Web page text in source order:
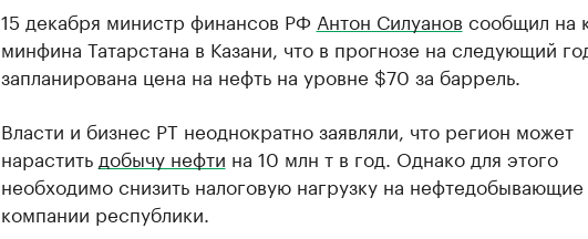
15 декабря министр финансов РФ Антон Силуанов сообщил на
минфина Татарстана в Казани, что в прогнозе на следующий
запланирована цена на нефть на уровне $70 за баррель.
Власти и бизнес РТ неоднократно заявляли, что регион может
нарастить добычу нефти на 10 млн т в год. Однако для этого
необходимо снизить налоговую нагрузку на нефтедобывающие
компании республики.